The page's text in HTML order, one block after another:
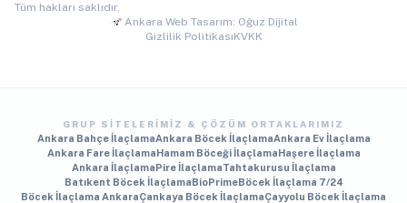
Tüm hakları saklıdır.
Ankara Web Tasarım: Oğuz Dijital
Gizlilik PolitikasıKVKK
GRUP SITELERIMIZ & ÇÖZÜM ORTAKLARIMIZ
Ankara Bahçe İlaçlamaAnkara Böcek İlaçlamaAnkara Ev İlaçlama
Ankara Fare İlaçlamaHamam Böceği İlaçlamaHaşere İlaçlama
Ankara İlaçlamaPire İlaçlamaTahtakurusu İlaçlama
Batıkent Böcek İlaçlamaBioPrimeBöcek İlaçlama 7/24
Böcek İlaçlama AnkaraÇankaya Böcek İlaçlamaÇayyolu Böcek İlaçlama